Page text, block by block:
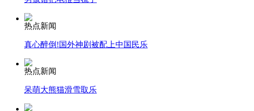
走！跟着总书记去植树
消防员救轻生者
热点新闻
真心醉倒!国外神剧被配上中国民乐
热点新闻
呆萌大熊猫滑雪取乐